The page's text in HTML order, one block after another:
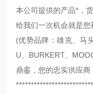
本公司提供的产品*，
给我们一次机会就是您
(优势品牌：雄克、马
U、BURKERT、
鼎銮，您的忠实供应商